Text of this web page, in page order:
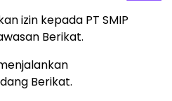
izin kepada PT SMIP
Berikat.
Berikat.